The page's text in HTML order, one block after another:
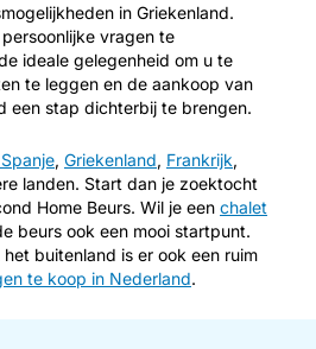
in Griekenland.
vragen te
ideale gelegenheid om u te
te leggen en de aankoop van
een stap dichterbij te brengen.
, Griekenland, Frankrijk,
landen. Start dan je zoektocht
Home Beurs. Wil je een chalet
beurs ook een mooi startpunt.
buitenland is er ook een ruim
te koop in Nederland.